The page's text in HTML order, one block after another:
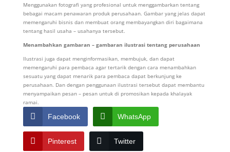
Menggunakan fotografi yang profesional untuk menggambarkan tentang
bebagai macam penawaran produk perusahaan. Gambar yang jelas dapat
memengaruhi bisnis dan membuat orang membayangkan diri bagaimana
tentang hasil usaha – usahanya tersebut.
Menambahkan gambaran – gambaran ilustrasi tentang perusahaan
Ilustrasi juga dapat menginformasikan, membujuk, dan dapat
memengaruhi para pembaca agar tertarik dengan cara menambahkan
sesuatu yang dapat menarik para pembaca dapat berkunjung ke
perusahaan. Dan dengan penggunaan ilustrasi tersebut dapat membantu
menyampaikan pesan – pesan untuk di promosikan kepada khalayak
ramai.
Facebook WhatsApp
Pinterest Twitter